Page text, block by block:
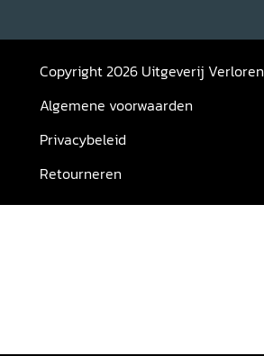
Copyright 2026 Uitgeverij Verloren
Algemene voorwaarden
Privacybeleid
Retourneren